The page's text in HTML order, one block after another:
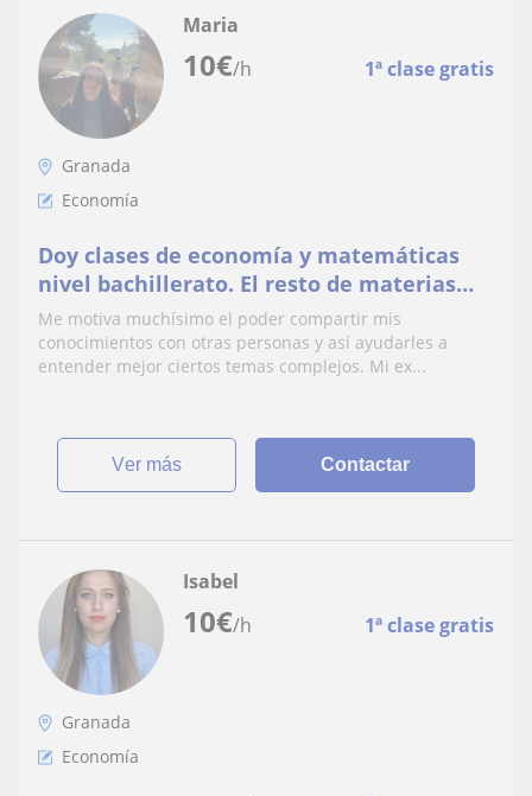
10€/h 1ª clase gratis
Maria
Granada
Economía
Doy clases de economía y matemáticas
nivel bachillerato. El resto de materias
sólo hasta la ESO
Me motiva muchísimo el poder compartir mis
conocimientos con otras personas y así ayudarles a
entender mejor ciertos temas complejos. Mi ex...
ver más Contactar
10€/h 1ª clase gratis
Isabel
Granada
Economía